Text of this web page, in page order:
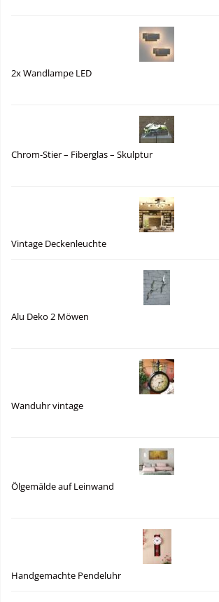
2x Wandlampe LED
Chrom-Stier – Fiberglas – Skulptur
Vintage Deckenleuchte
Alu Deko 2 Möwen
Wanduhr vintage
Ölgemälde auf Leinwand
Handgemachte Pendeluhr